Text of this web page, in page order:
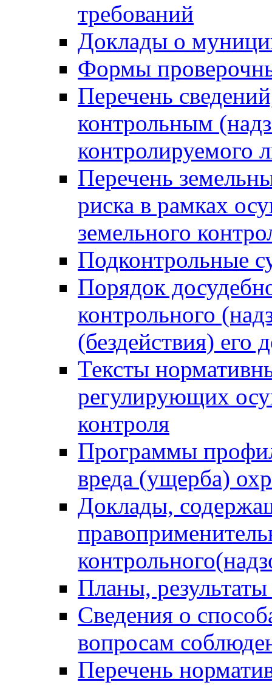
требований
Доклады о
Формы
Перечень
контрольным
контролируемого
Перечень
риска в рамках
земельного
Подконтрольные
Порядок
контрольного
(бездействия)
Тексты
регулирующих
контроля
Программы
вреда (ущерба)
Доклады,
Планы,
Сведения о
вопросам
Перечень